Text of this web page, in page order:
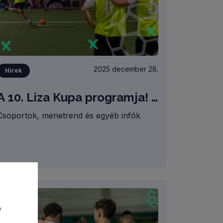
Hírek 2025 december 28.
A 10. Liza Kupa programja! /SORSOLÁS ÉS INFORMÁCIÓK/
menetrend és egyéb infók